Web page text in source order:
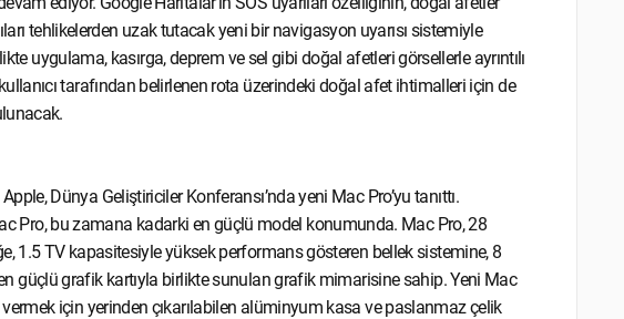
tehlikelerden uzak tutacak yeni bir navigasyon uyarısı sistemiyle
uygulama, kasırga, deprem ve sel gibi doğal afetleri görsellerle ayrıntılı
tarafından belirlenen rota üzerindeki doğal afet ihtimalleri için de
Dünya Geliştiriciler Konferansı’nda yeni Mac Pro’yu tanıttı.
Pro, bu zamana kadarki en güçlü model konumunda. Mac Pro, 28
1.5 TV kapasitesiyle yüksek performans gösteren bellek sistemine, 8
güçlü grafik kartıyla birlikte sunulan grafik mimarisine sahip. Yeni Mac
vermek için yerinden çıkarılabilen alüminyum kasa ve paslanmaz çelik